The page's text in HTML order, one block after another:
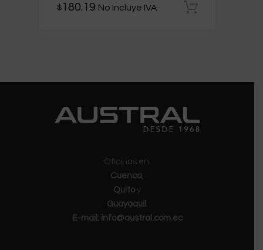
$180.19 No Incluye IVA
Oficinas en:
Cuenca,
Quito y
Guayaquil .
E-mail: info@austral.com.ec